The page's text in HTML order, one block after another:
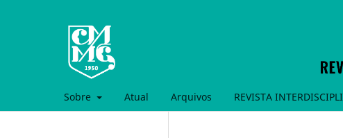
Sobre Atual Arquivos REVISTA